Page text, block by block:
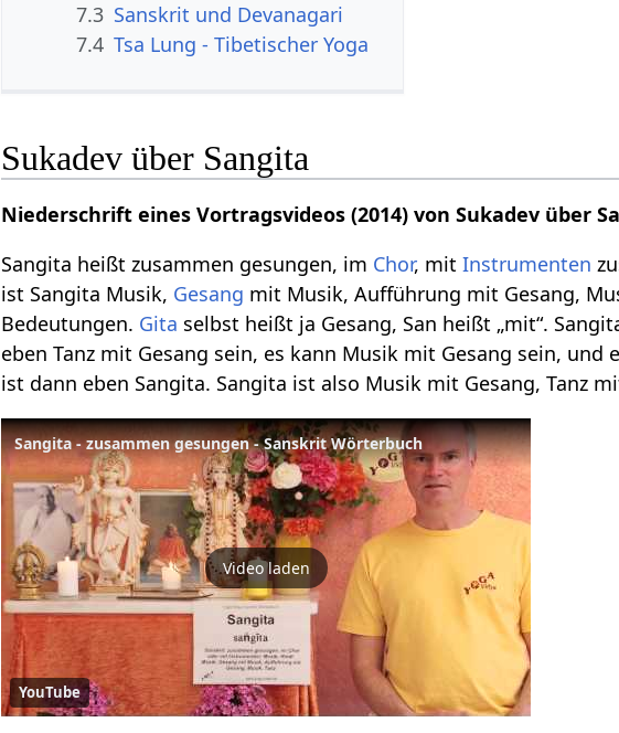
7.3 Sanskrit und Devanagari
7.4 Tsa Lung - Tibetischer Yoga
Sukadev über Sangita
Niederschrift eines Vortragsvideos (2014) von Sukadev über
Sangita heißt zusammen gesungen, im Chor, mitInstrumenten
ist Sangita Musik, Gesang mit Musik, Aufführung mit Gesang,
Bedeutungen. Gita selbst heißt ja Gesang, San heißt „mit“.
eben Tanz mit Gesang sein, es kann Musik mit Gesang sein,
ist dann eben Sangita. Sangita ist also Musik mit Gesang, Tanz
Sangita - zusammen gesungen - Sanskrit Wörterbuch
Video laden
YouTube